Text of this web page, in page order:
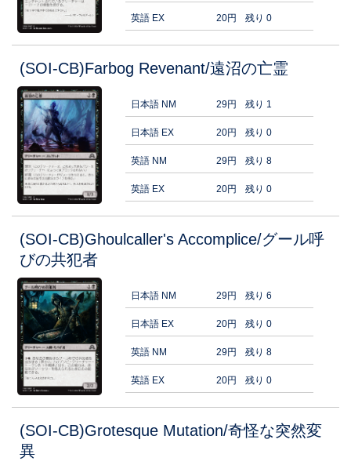
英語 EX 20円 残り 0
(SOI-CB)Farbog Revenant/遠沼の亡霊
日本語 NM 29円 残り 1
日本語 EX 20円 残り 0
英語 NM 29円 残り 8
英語 EX 20円 残り 0
(SOI-CB)Ghoulcaller's Accomplice/グール呼
びの共犯者
日本語 NM 29円 残り 6
日本語 EX 20円 残り 0
英語 NM 29円 残り 8
英語 EX 20円 残り 0
(SOI-CB)Grotesque Mutation/奇怪な突然変
異